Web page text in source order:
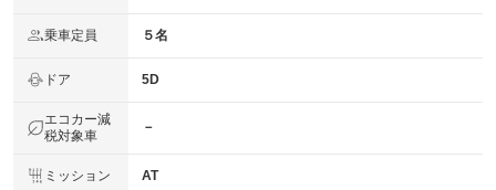
乗車定員 ５名
ドア 5D
エコカー減
税対象車
－
ミッション AT